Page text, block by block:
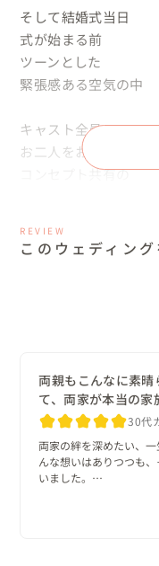
そして結婚式当日
式が始まる前
ツーンとした
緊張感ある空気の中
キャスト全員で
お二人をお出迎えして
コンセプト共有の
私からお二人へ
コンセプトを読み上
未来の景色を想像し
コンセプトを目を閉
『ナナイロの明日』
いつでも真っ直ぐで
REVIEW
このウェディン
両親もこんなに素
て、両家が本当の家
30代
両家の絆を深めたい、
んな想いはありつつも
いました。
いくつか式場へ見学に